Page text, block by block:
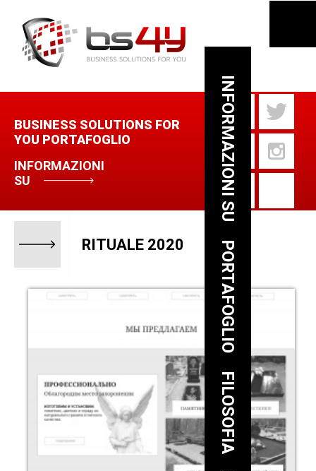
BUSINESS SOLUTIONS FOR
YOU PORTAFOGLIO
INFORMAZIONI
SU
RITUALE 2020
INFORMAZIONI SU
PORTAFOGLIO
FILOSOFIA